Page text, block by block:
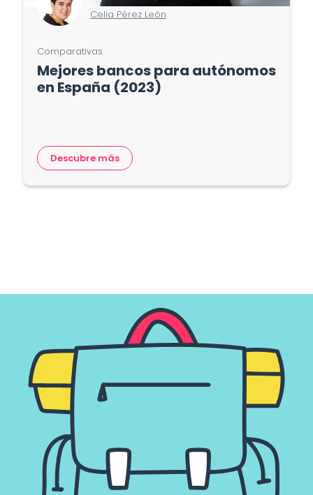
Celia Pérez León
Comparativas
Mejores bancos para autónomos
en España (2023)
Descubre más